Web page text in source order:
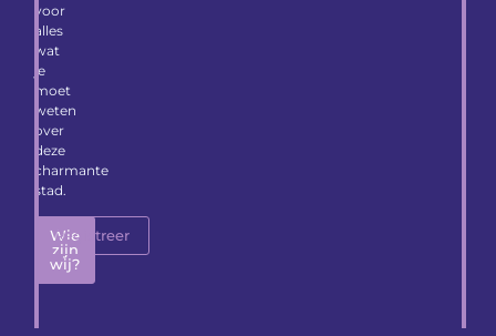
voor
alles
wat
je
moet
weten
over
deze
charmante
stad.
Wie
zijn
wij?
Registreer